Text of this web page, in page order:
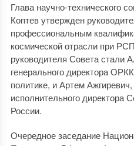
Глава научно-технического
Коптев утвержден
профессиональным
космической отрасли при
руководителя Совета стали
генерального директора
политике, и Артем
исполнительного директора
России.
Очередное заседание